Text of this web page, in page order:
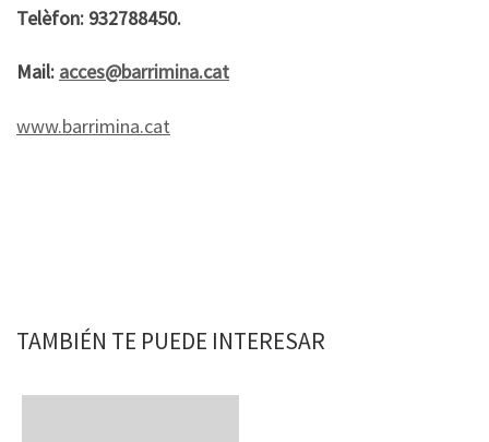
Telèfon: 932788450.
Mail: acces@barrimina.cat
www.barrimina.cat
TAMBIÉN TE PUEDE INTERESAR